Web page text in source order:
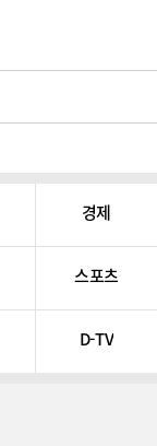
경제
스포츠
D-TV